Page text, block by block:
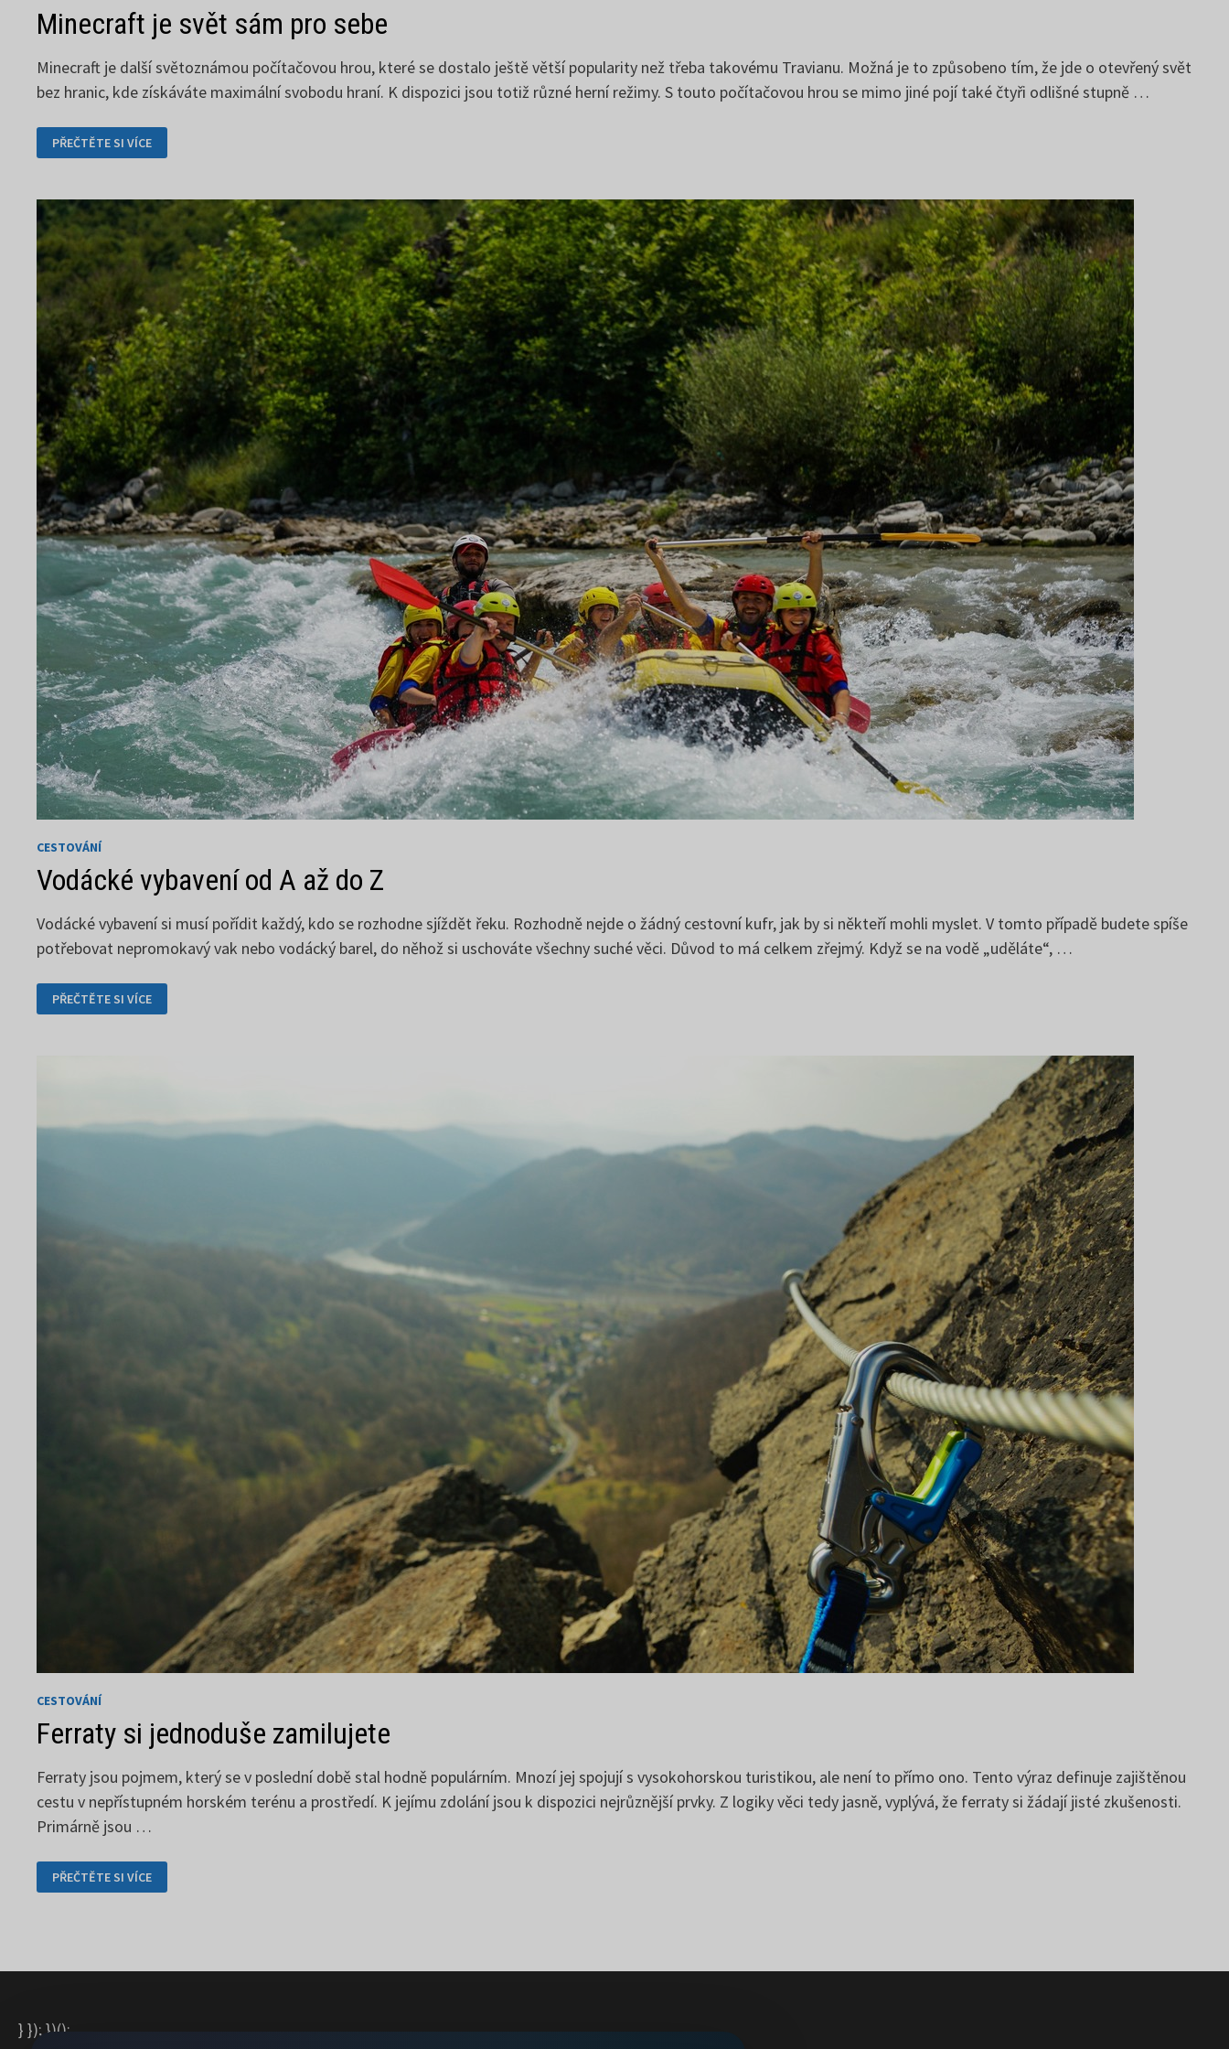
Minecraft je svět sám pro sebe
Minecraft je další světoznámou počítačovou hrou, které se dostalo ještě větší popularity než třeba takovému Travianu. Možná je to způsobeno tím, že jde o otevřený svět
bez hranic, kde získáváte maximální svobodu hraní. K dispozici jsou totiž různé herní režimy. S touto počítačovou hrou se mimo jiné pojí také čtyři odlišné stupně …
MINECRAFT
JE
SVĚT
SEBE
PŘEČTĚTE SI VÍCE
CESTOVÁNÍ
Vodácké vybavení od A až do Z
Vodácké vybavení si musí pořídit každý, kdo se rozhodne sjíždět řeku. Rozhodně nejde o žádný cestovní kufr, jak by si někteří mohli myslet. V tomto případě budete spíše
potřebovat nepromokavý vak nebo vodácký barel, do něhož si uschováte všechny suché věci. Důvod to má celkem zřejmý. Když se na vodě „uděláte“, …
VODÁCKÉ
VYBAVENÍ
OD
PŘEČTĚTE SI VÍCE
CESTOVÁNÍ
Ferraty si jednoduše zamilujete
Ferraty jsou pojmem, který se v poslední době stal hodně populárním. Mnozí jej spojují s vysokohorskou turistikou, ale není to přímo ono. Tento výraz definuje zajištěnou
cestu v nepřístupném horském terénu a prostředí. K jejímu zdolání jsou k dispozici nejrůznější prvky. Z logiky věci tedy jasně, vyplývá, že ferraty si žádají jisté zkušenosti.
Primárně jsou …
FERRATY
SI
JEDNODUŠE
PŘEČTĚTE SI VÍCE
} }); })();